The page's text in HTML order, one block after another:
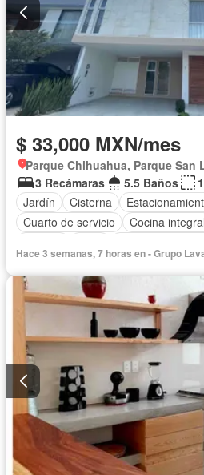
$ 33,000 MXN/mes
Parque Chihuahua, Parque San
3 Recámaras
5.5 Baños
Jardín
Cisterna
Cuarto de servicio
Cocina integral
Zonas verdes
Caseta de
Recámara con closet
Permite
Solo familias
Sin amueblar
Hace 3 semanas, 7 horas en - Grupo